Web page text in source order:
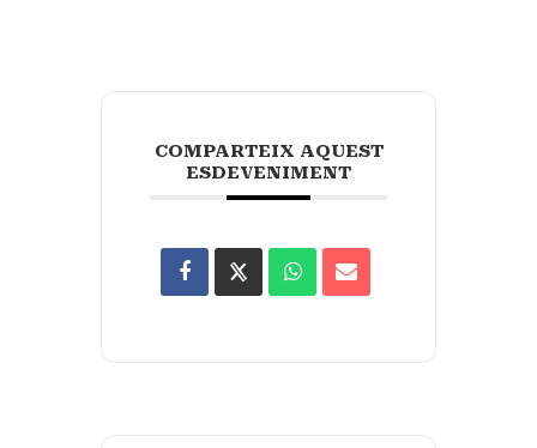
COMPARTEIX AQUEST
ESDEVENIMENT